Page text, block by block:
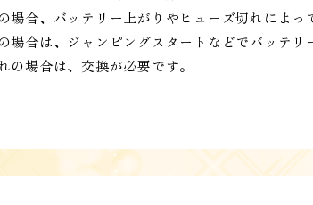
場合、バッテリー上がりやヒューズ切れによっ
場合は、ジャンピングスタートなどでバッテリ
場合は、交換が必要です。